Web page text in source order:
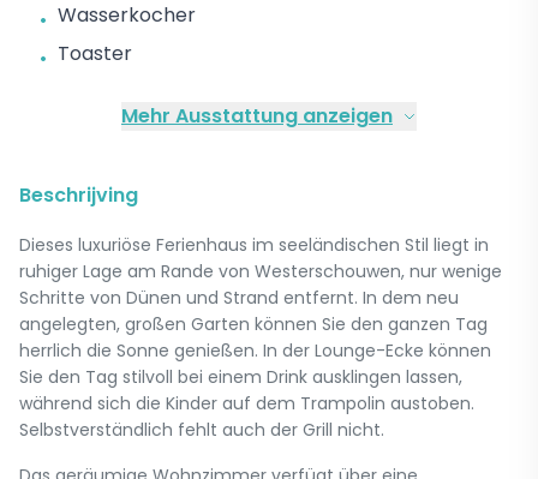
• Wasserkocher
• Toaster
Mehr Ausstattung anzeigen
Beschrijving
Dieses luxuriöse Ferienhaus im seeländischen Stil liegt in
ruhiger Lage am Rande von Westerschouwen, nur wenige
Schritte von Dünen und Strand entfernt. In dem neu
angelegten, großen Garten können Sie den ganzen Tag
herrlich die Sonne genießen. In der Lounge-Ecke können
Sie den Tag stilvoll bei einem Drink ausklingen lassen,
während sich die Kinder auf dem Trampolin austoben.
Selbstverständlich fehlt auch der Grill nicht.